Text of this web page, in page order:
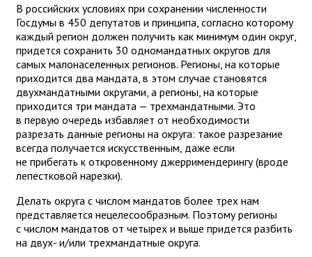
В российских условиях при сохранении численности
Госдумы в 450 депутатов и принципа, согласно которому
каждый регион должен получить как минимум один округ,
придется сохранить 30 одномандатных округов для
самых малонаселенных регионов. Регионы, на которые
приходится два мандата, в этом случае становятся
двухмандатными округами, а регионы, на которые
приходится три мандата — трехмандатными. Это
в первую очередь избавляет от необходимости
разрезать данные регионы на округа: такое разрезание
всегда получается искусственным, даже если
не прибегать к откровенному джерримендерингу (вроде
лепестковой нарезки).
Делать округа с числом мандатов более трех нам
представляется нецелесообразным. Поэтому регионы
с числом мандатов от четырех и выше придется разбить
на двух- и/или трехмандатные округа.